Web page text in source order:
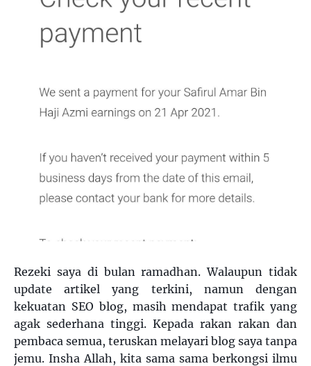
Rezeki saya di bulan ramadhan. Walaupun tidak
update artikel yang terkini, namun dengan
kekuatan SEO blog, masih mendapat trafik yang
agak sederhana tinggi. Kepada rakan rakan dan
pembaca semua, teruskan melayari blog saya tanpa
jemu. Insha Allah, kita sama sama berkongsi ilmu